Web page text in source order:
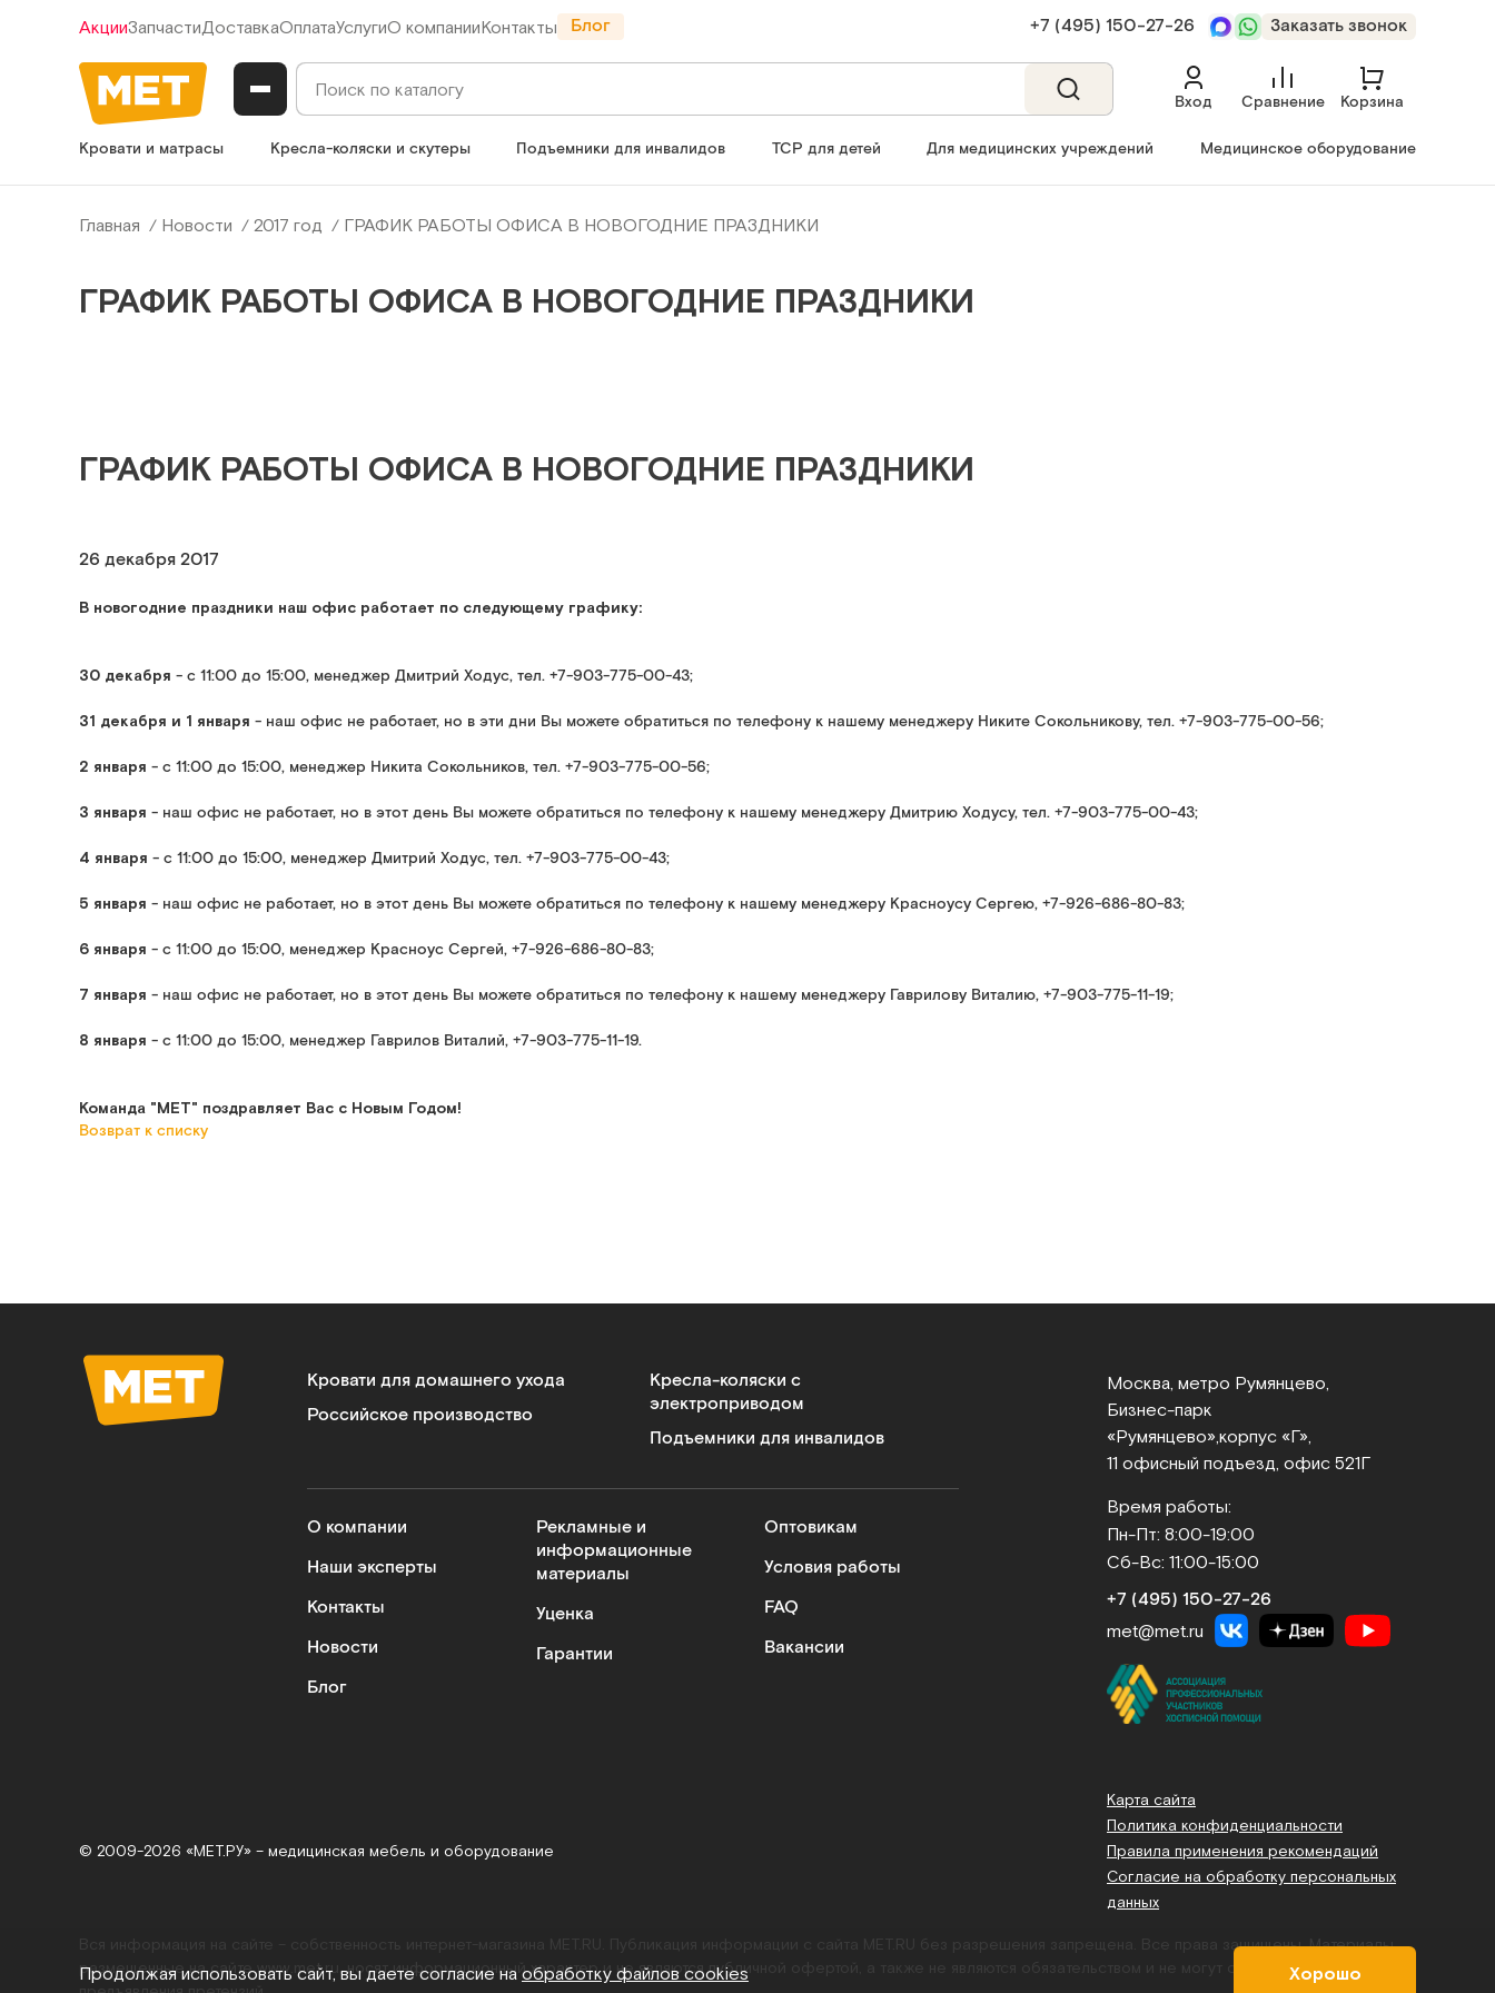
АкцииЗапчастиДоставкаОплатаУслугиО компанииКонтакты Блог +7 (495) 150‑27‑26 Заказать звонок
Вход Сравнение Корзина
Кровати и матрасы Кресла-коляски и скутеры Подъемники для инвалидов ТСР для детей Для медицинских учреждений Медицинское оборудование
Главная Новости 2017 год ГРАФИК РАБОТЫ ОФИСА В НОВОГОДНИЕ ПРАЗДНИКИ
ГРАФИК РАБОТЫ ОФИСА В НОВОГОДНИЕ ПРАЗДНИКИ
ГРАФИК РАБОТЫ ОФИСА В НОВОГОДНИЕ ПРАЗДНИКИ
26 декабря 2017
В новогодние праздники наш офис работает по следующему графику:
30 декабря - с 11:00 до 15:00, менеджер Дмитрий Ходус, тел. +7-903-775-00-43;
31 декабря и 1 января - наш офис не работает, но в эти дни Вы можете обратиться по телефону к нашему менеджеру Никите Сокольникову, тел. +7-903-775-00-56;
2 января - с 11:00 до 15:00, менеджер Никита Сокольников, тел. +7-903-775-00-56;
3 января - наш офис не работает, но в этот день Вы можете обратиться по телефону к нашему менеджеру Дмитрию Ходусу, тел. +7-903-775-00-43;
4 января - с 11:00 до 15:00, менеджер Дмитрий Ходус, тел. +7-903-775-00-43;
5 января - наш офис не работает, но в этот день Вы можете обратиться по телефону к нашему менеджеру Красноусу Сергею, +7-926-686-80-83;
6 января - с 11:00 до 15:00, менеджер Красноус Сергей, +7-926-686-80-83;
7 января - наш офис не работает, но в этот день Вы можете обратиться по телефону к нашему менеджеру Гаврилову Виталию, +7-903-775-11-19;
8 января - с 11:00 до 15:00, менеджер Гаврилов Виталий, +7-903-775-11-19.
Команда "МЕТ" поздравляет Вас с Новым Годом!
Возврат к списку
Кровати для домашнего ухода
Российское производство
Кресла-коляски с
электроприводом
Подъемники для инвалидов
О компании
Наши эксперты
Контакты
Новости
Блог
Рекламные и
информационные
материалы
Уценка
Гарантии
Оптовикам
Условия работы
FAQ
Вакансии
Москва, метро Румянцево,
Бизнес‑парк
«Румянцево», корпус «Г»,
11 офисный подъезд, офис 521Г
Время работы:
Пн-Пт: 8:00-19:00
Сб-Вс: 11:00-15:00
+7 (495) 150‑27‑26
met@met.ru
© 2009-2026 «МЕТ.РУ» – медицинская мебель и оборудование
Карта сайта
Политика конфиденциальности
Правила применения рекомендаций
Согласие на обработку персональных
данных
Вся информация на сайте – собственность интернет-магазина MET.RU. Публикация информации с сайта MET.RU без разрешения запрещена. Все права защищены.Материалы,
размещенные на сайтеwww.met.ru , носят информационный характер и не являются публичной офертой, а также не являются обязательством и не могут служить основанием для
Продолжая использовать сайт, вы даете согласие на обработку файлов cookies Хорошо